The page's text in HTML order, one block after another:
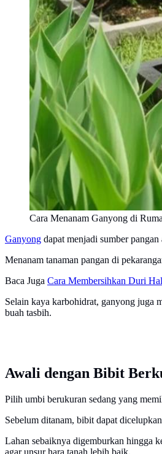
Cara Menanam Ganyong di
Ganyong dapat menjadi sumber
Menanam tanaman pangan di
Baca Juga Cara Membersihkan Duri
Selain kaya karbohidrat, ganyong juga
buah tasbih.
Awali dengan Bibit
Pilih umbi berukuran sedang yang
Sebelum ditanam, bibit dapat
Lahan sebaiknya digemburkan hingga
agar unsur hara tanah lebih baik.